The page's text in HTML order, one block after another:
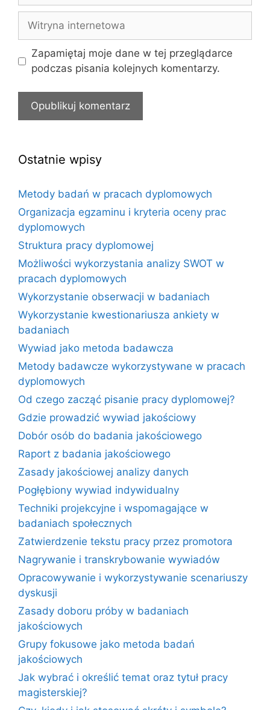
Witryna
internetowa
Zapamiętaj moje dane w tej przeglądarce
podczas pisania kolejnych komentarzy.
Ostatnie wpisy
Metody badań w pracach dyplomowych
Organizacja egzaminu i kryteria oceny prac
dyplomowych
Struktura pracy dyplomowej
Możliwości wykorzystania analizy SWOT w
pracach dyplomowych
Wykorzystanie obserwacji w badaniach
Wykorzystanie kwestionariusza ankiety w
badaniach
Wywiad jako metoda badawcza
Metody badawcze wykorzystywane w pracach
dyplomowych
Od czego zacząć pisanie pracy dyplomowej?
Gdzie prowadzić wywiad jakościowy
Dobór osób do badania jakościowego
Raport z badania jakościowego
Zasady jakościowej analizy danych
Pogłębiony wywiad indywidualny
Techniki projekcyjne i wspomagające w
badaniach społecznych
Zatwierdzenie tekstu pracy przez promotora
Nagrywanie i transkrybowanie wywiadów
Opracowywanie i wykorzystywanie scenariuszy
dyskusji
Zasady doboru próby w badaniach
jakościowych
Grupy fokusowe jako metoda badań
jakościowych
Jak wybrać i określić temat oraz tytuł pracy
magisterskiej?